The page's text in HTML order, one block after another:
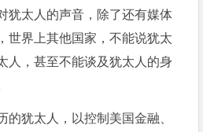
犹太人的声音，除了还有媒体
世界上其他国家，不能说犹太
人，甚至不能谈及犹太人的身
的犹太人，以控制美国金融、